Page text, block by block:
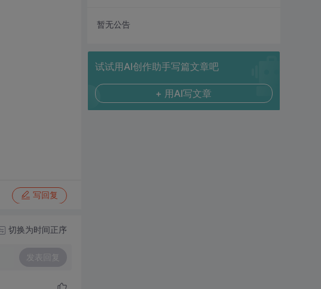
写回复
切换为时间正序
发表回复
暂无公告
试试用AI创作助手写篇文章吧
+ 用AI写文章